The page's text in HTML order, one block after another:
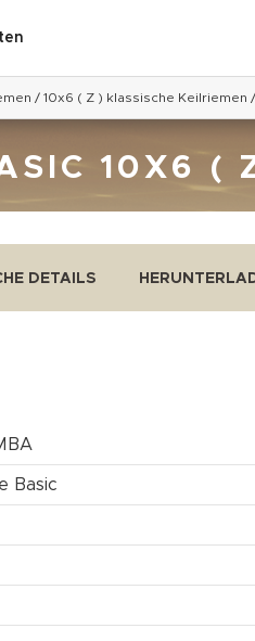
/ 10x6 ( Z ) klassische Keilriemen /
10X6 (
DETAILS
Basic